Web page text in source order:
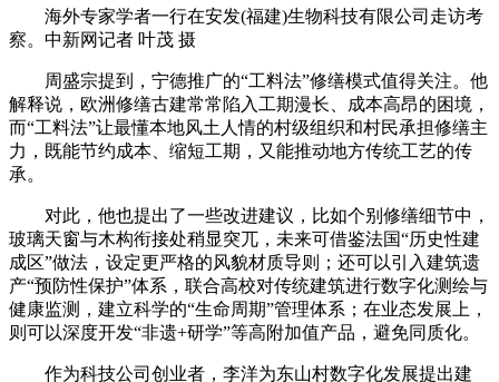
海外专家学者一行在安发(福建)生物科技有限公司走访考
察。中新网记者 叶茂 摄
周盛宗提到，宁德推广的“工料法”修缮模式值得关注。他
解释说，欧洲修缮古建常常陷入工期漫长、成本高昂的困境，
而“工料法”让最懂本地风土人情的村级组织和村民承担修缮主
力，既能节约成本、缩短工期，又能推动地方传统工艺的传
承。
对此，他也提出了一些改进建议，比如个别修缮细节中，
玻璃天窗与木构衔接处稍显突兀，未来可借鉴法国“历史性建
成区”做法，设定更严格的风貌材质导则；还可以引入建筑遗
产“预防性保护”体系，联合高校对传统建筑进行数字化测绘与
健康监测，建立科学的“生命周期”管理体系；在业态发展上，
则可以深度开发“非遗+研学”等高附加值产品，避免同质化。
作为科技公司创业者，李洋为东山村数字化发展提出建